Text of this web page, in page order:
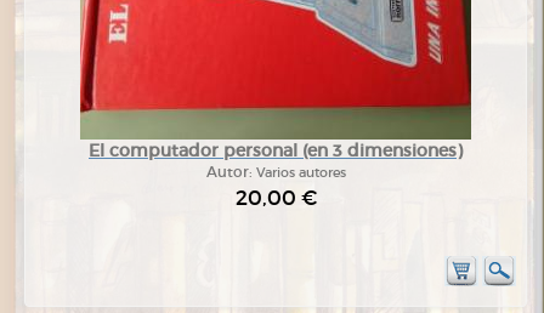
El computador personal (en 3 dimensiones)
Autor: Varios autores
20,00 €